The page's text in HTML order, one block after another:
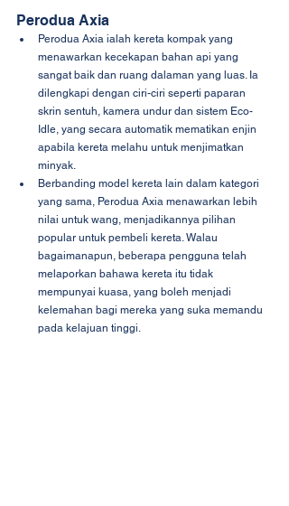
Perodua Axia
Perodua Axia ialah kereta kompak yang
menawarkan kecekapan bahan api yang
sangat baik dan ruang dalaman yang luas. Ia
dilengkapi dengan ciri-ciri seperti paparan
skrin sentuh, kamera undur dan sistem Eco-
Idle, yang secara automatik mematikan enjin
apabila kereta melahu untuk menjimatkan
minyak.
Berbanding model kereta lain dalam kategori
yang sama, Perodua Axia menawarkan lebih
nilai untuk wang, menjadikannya pilihan
popular untuk pembeli kereta. Walau
bagaimanapun, beberapa pengguna telah
melaporkan bahawa kereta itu tidak
mempunyai kuasa, yang boleh menjadi
kelemahan bagi mereka yang suka memandu
pada kelajuan tinggi.